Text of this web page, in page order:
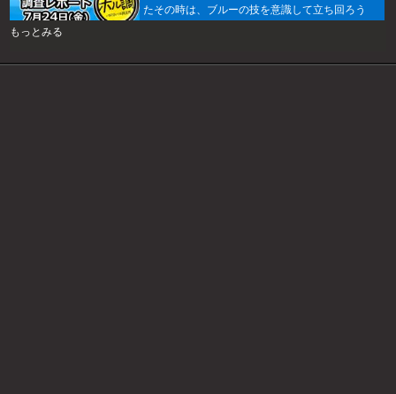
たその時は、ブルーの技を意識して立ち回ろう
もっとみる